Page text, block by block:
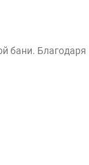
бани. Благодаря